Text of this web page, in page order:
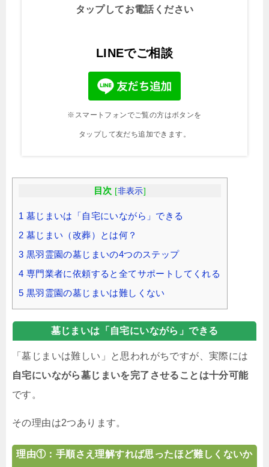
タップしてお電話ください
LINEでご相談
※スマートフォンでご覧の方はボタンを
タップして友だち追加できます。
目次 [非表示]
1 墓じまいは「自宅にいながら」できる
2 墓じまい（改葬）とは何？
3 黒羽霊園の墓じまいの4つのステップ
4 専門業者に依頼すると全てサポートしてくれる
5 黒羽霊園の墓じまいは難しくない
墓じまいは「自宅にいながら」できる
「墓じまいは難しい」と思われがちですが、実際には
自宅にいながら墓じまいを完了させることは十分可能
です。
その理由は2つあります。
理由①：手順さえ理解すれば思ったほど難しくないか